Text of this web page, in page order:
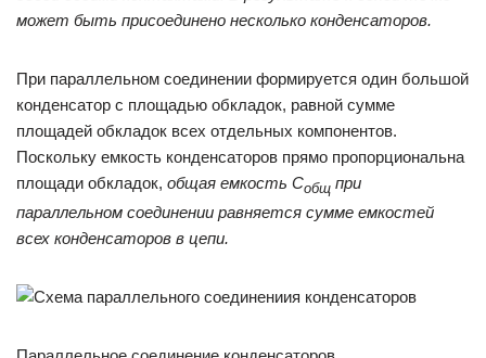
может быть присоединено несколько конденсаторов.
При параллельном соединении формируется один большой
конденсатор с площадью обкладок, равной сумме
площадей обкладок всех отдельных компонентов.
Поскольку емкость конденсаторов прямо пропорциональна
площади обкладок, общая емкость Собщ при
параллельном соединении равняется сумме емкостей
всех конденсаторов в цепи.